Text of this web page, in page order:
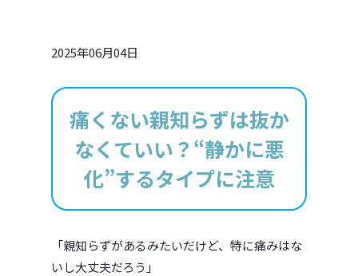
2025年06月04日
痛くない親知らずは抜か
なくていい？“静かに悪
化”するタイプに注意
「親知らずがあるみたいだけど、特に痛みはな
いし大丈夫だろう」